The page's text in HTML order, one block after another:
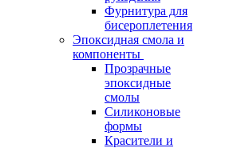
Фурнитура для
бисероплетения
Эпоксидная смола и
компоненты
Прозрачные
эпоксидные
смолы
Силиконовые
формы
Красители и